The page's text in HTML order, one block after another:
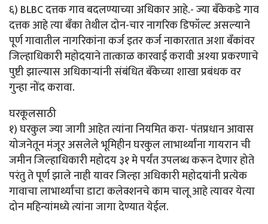
६) BLBC दत्तक गाव बदलण्याच्या अधिकार आहे.- ज्या बँकेकडे गाव
दत्तक आहे त्या बँका तेथील दोन-चार नागरिक डिफॉल्ट असल्याने
पूर्ण गावातील नागरिकांना कर्ज इतर कर्ज नाकारतात अशा बँकांवर
जिल्हाधिकारी महोदयाने तात्काळ कारवाई करावी अश्या प्रकरणाचे
पुष्टी झाल्यास अधिकाऱ्यांनी संबंधित बँकेच्या शाखा प्रबंधक वर
गुन्हा नोंद करावा.
घरकूलसाठी
१) घरकुल ज्या जागी आहेत त्यांना नियमित करा- पंतप्रधान आवास
योजनेतून मंजूर असलेले भूमिहीन घरकुल लाभार्थ्यांना गायरान ची
जमीन जिल्हाधिकारी महोदय ३१ मे पर्यंत उपलब्ध करून देणार होते
परंतु ते पूर्ण झाले नाही यावर जिल्हा अधिकारी महोदयांनी प्रत्येक
गावाचा लाभार्थ्यांचा डाटा कलेक्शनचे काम चालू आहे त्यावर येत्या
दोन महिन्यांमध्ये त्यांना जागा देण्यात येईल.